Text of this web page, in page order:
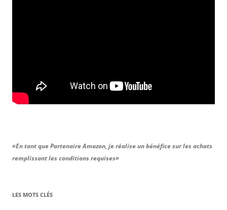
«En tant que Partenaire Amazon, je réalise un bénéfice sur les achats
remplissant les conditions requises»
LES MOTS CLÉS